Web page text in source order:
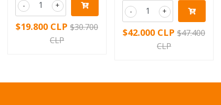
+
-
$19.800 CLP $30.700
CLP
+
-
$42.000 CLP $47.400
CLP